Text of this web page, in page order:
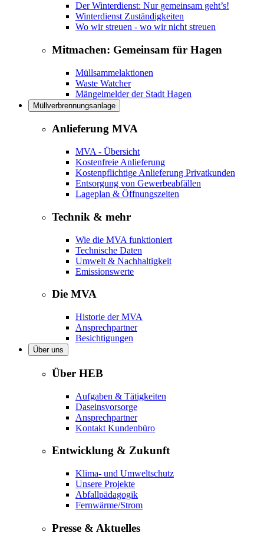
Der Winterdienst: Nur gemeinsam geht’s!
Winterdienst Zuständigkeiten
Wo wir streuen - wo wir nicht streuen
Mitmachen: Gemeinsam für Hagen
Müllsammelaktionen
Waste Watcher
Mängelmelder der Stadt Hagen
Müllverbrennungsanlage
Anlieferung MVA
MVA - Übersicht
Kostenfreie Anlieferung
Kostenpflichtige Anlieferung Privatkunden
Entsorgung von Gewerbeabfällen
Lageplan & Öffnungszeiten
Technik & mehr
Wie die MVA funktioniert
Technische Daten
Umwelt & Nachhaltigkeit
Emissionswerte
Die MVA
Historie der MVA
Ansprechpartner
Besichtigungen
Über uns
Über HEB
Aufgaben & Tätigkeiten
Daseinsvorsorge
Ansprechpartner
Kontakt Kundenbüro
Entwicklung & Zukunft
Klima- und Umweltschutz
Unsere Projekte
Abfallpädagogik
Fernwärme/Strom
Presse & Aktuelles